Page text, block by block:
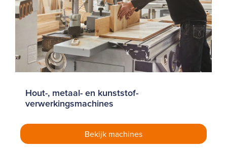
Hout-, metaal- en kunststof-
verwerkingsmachines